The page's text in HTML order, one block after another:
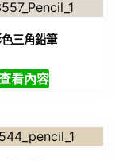
三角鉛筆
看內容